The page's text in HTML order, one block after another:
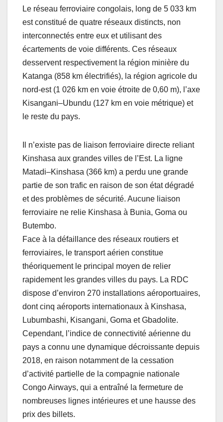
Le réseau ferroviaire congolais, long de 5 033 km
est constitué de quatre réseaux distincts, non
interconnectés entre eux et utilisant des
écartements de voie différents. Ces réseaux
desservent respectivement la région minière du
Katanga (858 km électrifiés), la région agricole du
nord-est (1 026 km en voie étroite de 0,60 m), l’axe
Kisangani–Ubundu (127 km en voie métrique) et
le reste du pays.
Il n’existe pas de liaison ferroviaire directe reliant
Kinshasa aux grandes villes de l’Est. La ligne
Matadi–Kinshasa (366 km) a perdu une grande
partie de son trafic en raison de son état dégradé
et des problèmes de sécurité. Aucune liaison
ferroviaire ne relie Kinshasa à Bunia, Goma ou
Butembo.
Face à la défaillance des réseaux routiers et
ferroviaires, le transport aérien constitue
théoriquement le principal moyen de relier
rapidement les grandes villes du pays. La RDC
dispose d’environ 270 installations aéroportuaires,
dont cinq aéroports internationaux à Kinshasa,
Lubumbashi, Kisangani, Goma et Gbadolite.
Cependant, l’indice de connectivité aérienne du
pays a connu une dynamique décroissante depuis
2018, en raison notamment de la cessation
d’activité partielle de la compagnie nationale
Congo Airways, qui a entraîné la fermeture de
nombreuses lignes intérieures et une hausse des
prix des billets.